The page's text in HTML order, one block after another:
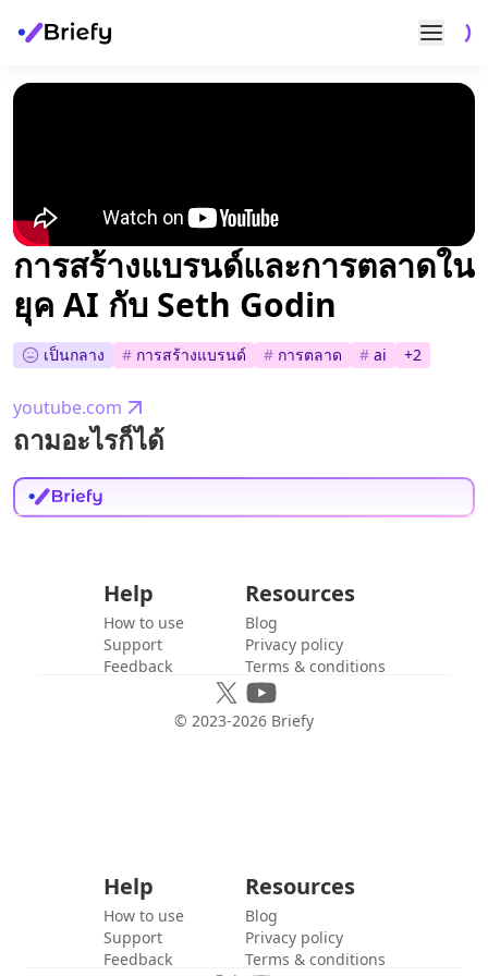
การสร้างแบรนด์และการตลาดใน
ยุค AI กับ Seth Godin
เป็นกลาง # การสร้างแบรนด์ # การตลาด # ai +2
youtube.com
ถามอะไรก็ได้
Help
How to use
Support
Feedback
Resources
Blog
Privacy policy
Terms & conditions
© 2023-2026 Briefy
Help
How to use
Support
Feedback
Resources
Blog
Privacy policy
Terms & conditions